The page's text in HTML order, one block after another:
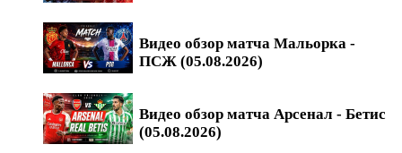
Видео обзор матча Мальорка -
ПСЖ (05.08.2026)
Видео обзор матча Арсенал - Бетис
(05.08.2026)